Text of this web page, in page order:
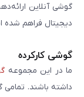
گوشی آنلاین
دیجیتال فراهم شده
گوشی کارکرده
ما در این مجموعه
داشته باشند.